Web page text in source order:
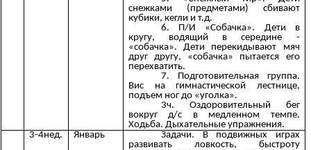
снежками (предметами) сбивают
кубики, кегли и т.д.
6. П/И «Собачка». Дети в
кругу, водящий в середине -
«собачка». Дети перекидывают мяч
друг другу, «собачка» пытается его
перехватить.
7. Подготовительная группа.
Вис на гимнастической лестнице,
подъем ног до «уголка».
3ч. Оздоровительный бег
вокруг д/с в медленном темпе.
Ходьба. Дыхательные упражнения.
3-4нед.
Январь
Задачи. В подвижных играх
развивать ловкость, быстроту